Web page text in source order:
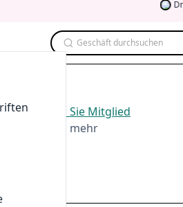
Geschäft durchsuchen
.Werden Sie Mitglied
Teilen und mehr